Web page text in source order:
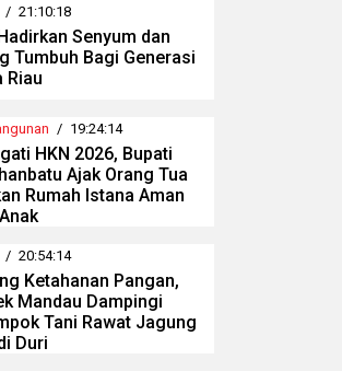
/ 21:10:18
Senyum dan
Tumbuh Bagi Generasi
Riau
/ 19:24:14
HKN 2026, Bupati
Ajak Orang Tua
Rumah Istana Aman
/ 20:54:14
Ketahanan Pangan,
Mandau Dampingi
Tani Rawat Jagung
Duri